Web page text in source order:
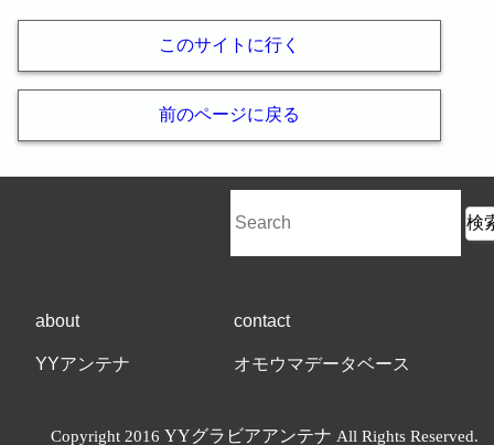
このサイトに行く
前のページに戻る
about contact
YYアンテナ オモウマデータベース
Copyright 2016 YYグラビアアンテナ All Rights Reserved.